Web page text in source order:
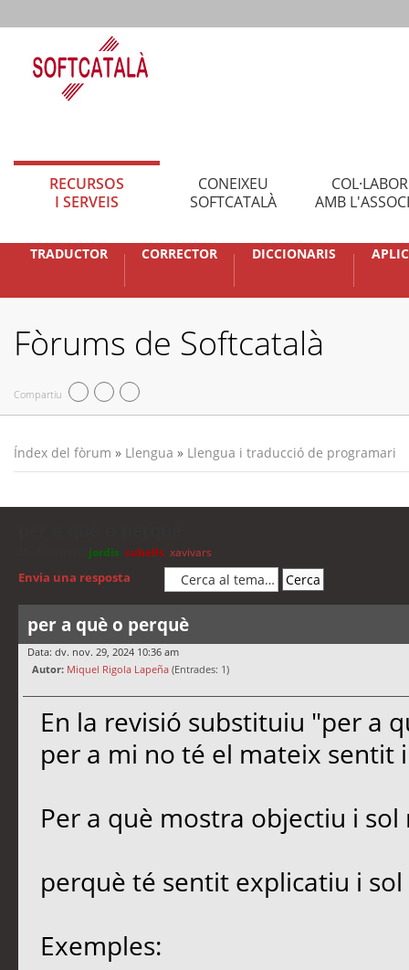
RECURSOS
I SERVEIS
CONEIXEU
SOFTCATALÀ
AMB
TRADUCTOR CORRECTOR DICCIONARIS
Fòrums de Softcatalà
Compartiu
Índex del fòrum » Llengua » Llengua i traducció de programari
jordis cubells xavivars
Envia una resposta
per a què o perquè
Data: dv. nov. 29, 2024 10:36 am
Autor: Miquel Rigola Lapeña (Entrades: 1)
En la revisió substituiu "per a
per a mi no té el mateix sentit
Per a què mostra objectiu i
perquè té sentit explicatiu i
Exemples: